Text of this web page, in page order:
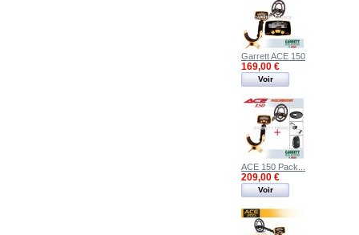
Garrett ACE 150
169,00 €
Voir
ACE 150 Pack...
209,00 €
Voir